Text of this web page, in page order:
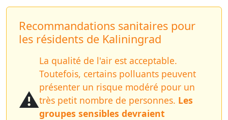
Recommandations sanitaires pour
les résidents de Kaliningrad
⚠️
La qualité de l'air est acceptable.
Toutefois, certains polluants peuvent
présenter un risque modéré pour un
très petit nombre de personnes. Les
groupes sensibles devraient